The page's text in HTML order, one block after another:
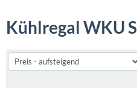
Kühlregal WKU